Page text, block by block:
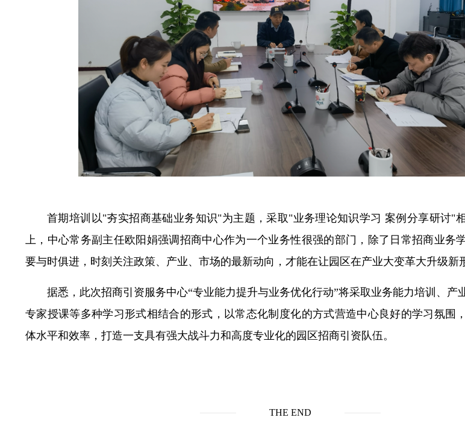
首期培训以"夯实招商基础业务知识"为主题，采取"业务理论知识学习 案例分享研讨"
上，中心常务副主任欧阳娟强调招商中心作为一个业务性很强的部门，除了日常招商业务
要与时俱进，时刻关注政策、产业、市场的最新动向，才能在让园区在产业大变革大升级新
据悉，此次招商引资服务中心“专业能力提升与业务优化行动”将采取业务能力培训、产
专家授课等多种学习形式相结合的形式，以常态化制度化的方式营造中心良好的学习氛围
体水平和效率，打造一支具有强大战斗力和高度专业化的园区招商引资队伍。
THE END